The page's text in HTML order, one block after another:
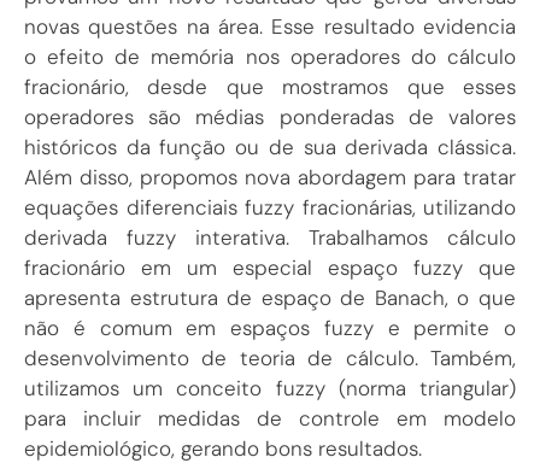
novas questões na área. Esse resultado evidencia
o efeito de memória nos operadores do cálculo
fracionário, desde que mostramos que esses
operadores são médias ponderadas de valores
históricos da função ou de sua derivada clássica.
Além disso, propomos nova abordagem para tratar
equações diferenciais fuzzy fracionárias, utilizando
derivada fuzzy interativa. Trabalhamos cálculo
fracionário em um especial espaço fuzzy que
apresenta estrutura de espaço de Banach, o que
não é comum em espaços fuzzy e permite o
desenvolvimento de teoria de cálculo. Também,
utilizamos um conceito fuzzy (norma triangular)
para incluir medidas de controle em modelo
epidemiológico, gerando bons resultados.